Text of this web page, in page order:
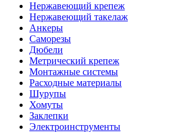
Нержавеющий крепеж
Нержавеющий такелаж
Анкеры
Саморезы
Дюбели
Метрический крепеж
Монтажные системы
Расходные материалы
Шурупы
Хомуты
Заклепки
Электроинструменты